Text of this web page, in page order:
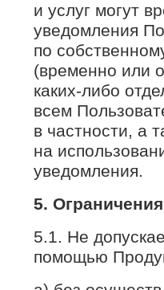
и услуг могут
уведомления
по
(временно или
каких-либо
всем
в частности, а
на
уведомления.
5.
5.1. Не
помощью